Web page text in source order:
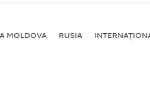
MOLDOVA RUSIA